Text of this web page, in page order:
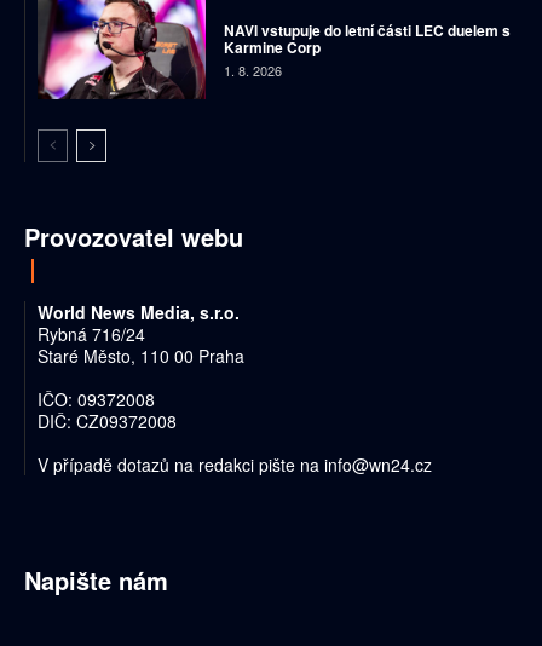
NAVI vstupuje do letní části LEC duelem s
Karmine Corp
1. 8. 2026
Provozovatel webu
World News Media, s.r.o.
Rybná 716/24
Staré Město, 110 00 Praha
IČO: 09372008
DIČ: CZ09372008
V případě dotazů na redakci pište na info@wn24.cz
Napište nám